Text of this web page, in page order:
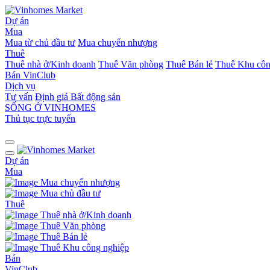
Dự án
Mua
Mua từ chủ đầu tư Mua chuyển nhượng
Thuê
Thuê nhà ở/Kinh doanh Thuê Văn phòng Thuê Bán lẻ Thuê Khu
Bán VinClub
Dịch vụ
Tư vấn Định giá Bất động sản
SỐNG Ở VINHOMES
Thủ tục trực tuyến
Dự án
Mua
Mua chuyển nhượng
Mua chủ đầu tư
Thuê
Thuê nhà ở/Kinh doanh
Thuê Văn phòng
Thuê Bán lẻ
Thuê Khu công nghiệp
Bán